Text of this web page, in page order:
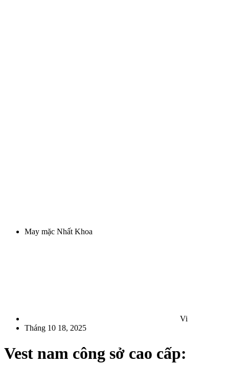
May mặc Nhất Khoa
Vi
Tháng 10 18, 2025
Vest nam công sở cao cấp: